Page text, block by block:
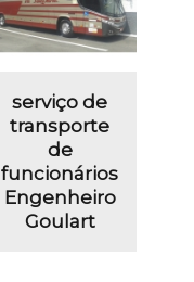
serviço de
transporte
de
funcionários
Engenheiro
Goulart